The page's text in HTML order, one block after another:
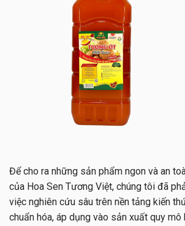
Để cho ra những sản phẩm ngon và an
của Hoa Sen Tương Việt, chúng tôi đã
việc nghiên cứu sâu trên nền tảng kiến
chuẩn hóa, áp dụng vào sản xuất quy mô